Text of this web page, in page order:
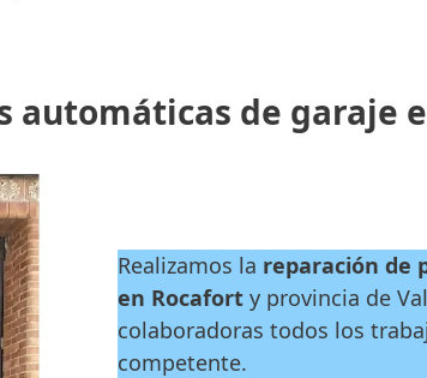
automáticas de garaje
Realizamos la reparación de
en Rocafort y provincia de
colaboradoras todos los
competente.